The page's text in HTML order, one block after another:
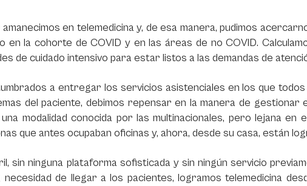
amanecimos en telemedicina y, de esa manera, pudimos
en la cohorte de COVID y en las áreas de no COVID.
de cuidado intensivo para estar listos a las demandas de
a entregar los servicios asistenciales en los que
del paciente, debimos repensar en la manera de gestionar
modalidad conocida por las multinacionales, pero lejana en
que antes ocupaban oficinas y, ahora, desde su casa, están
sin ninguna plataforma sofisticada y sin ningún servicio
necesidad de llegar a los pacientes, logramos telemedicina